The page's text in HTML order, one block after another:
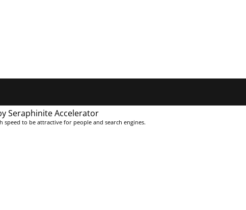
Seraphinite Accelerator
speed to be attractive for people and search engines.